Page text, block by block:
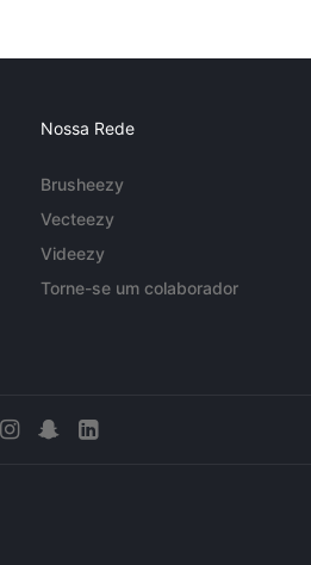
Nossa Rede
Brusheezy
Vecteezy
Videezy
Torne-se um colaborador